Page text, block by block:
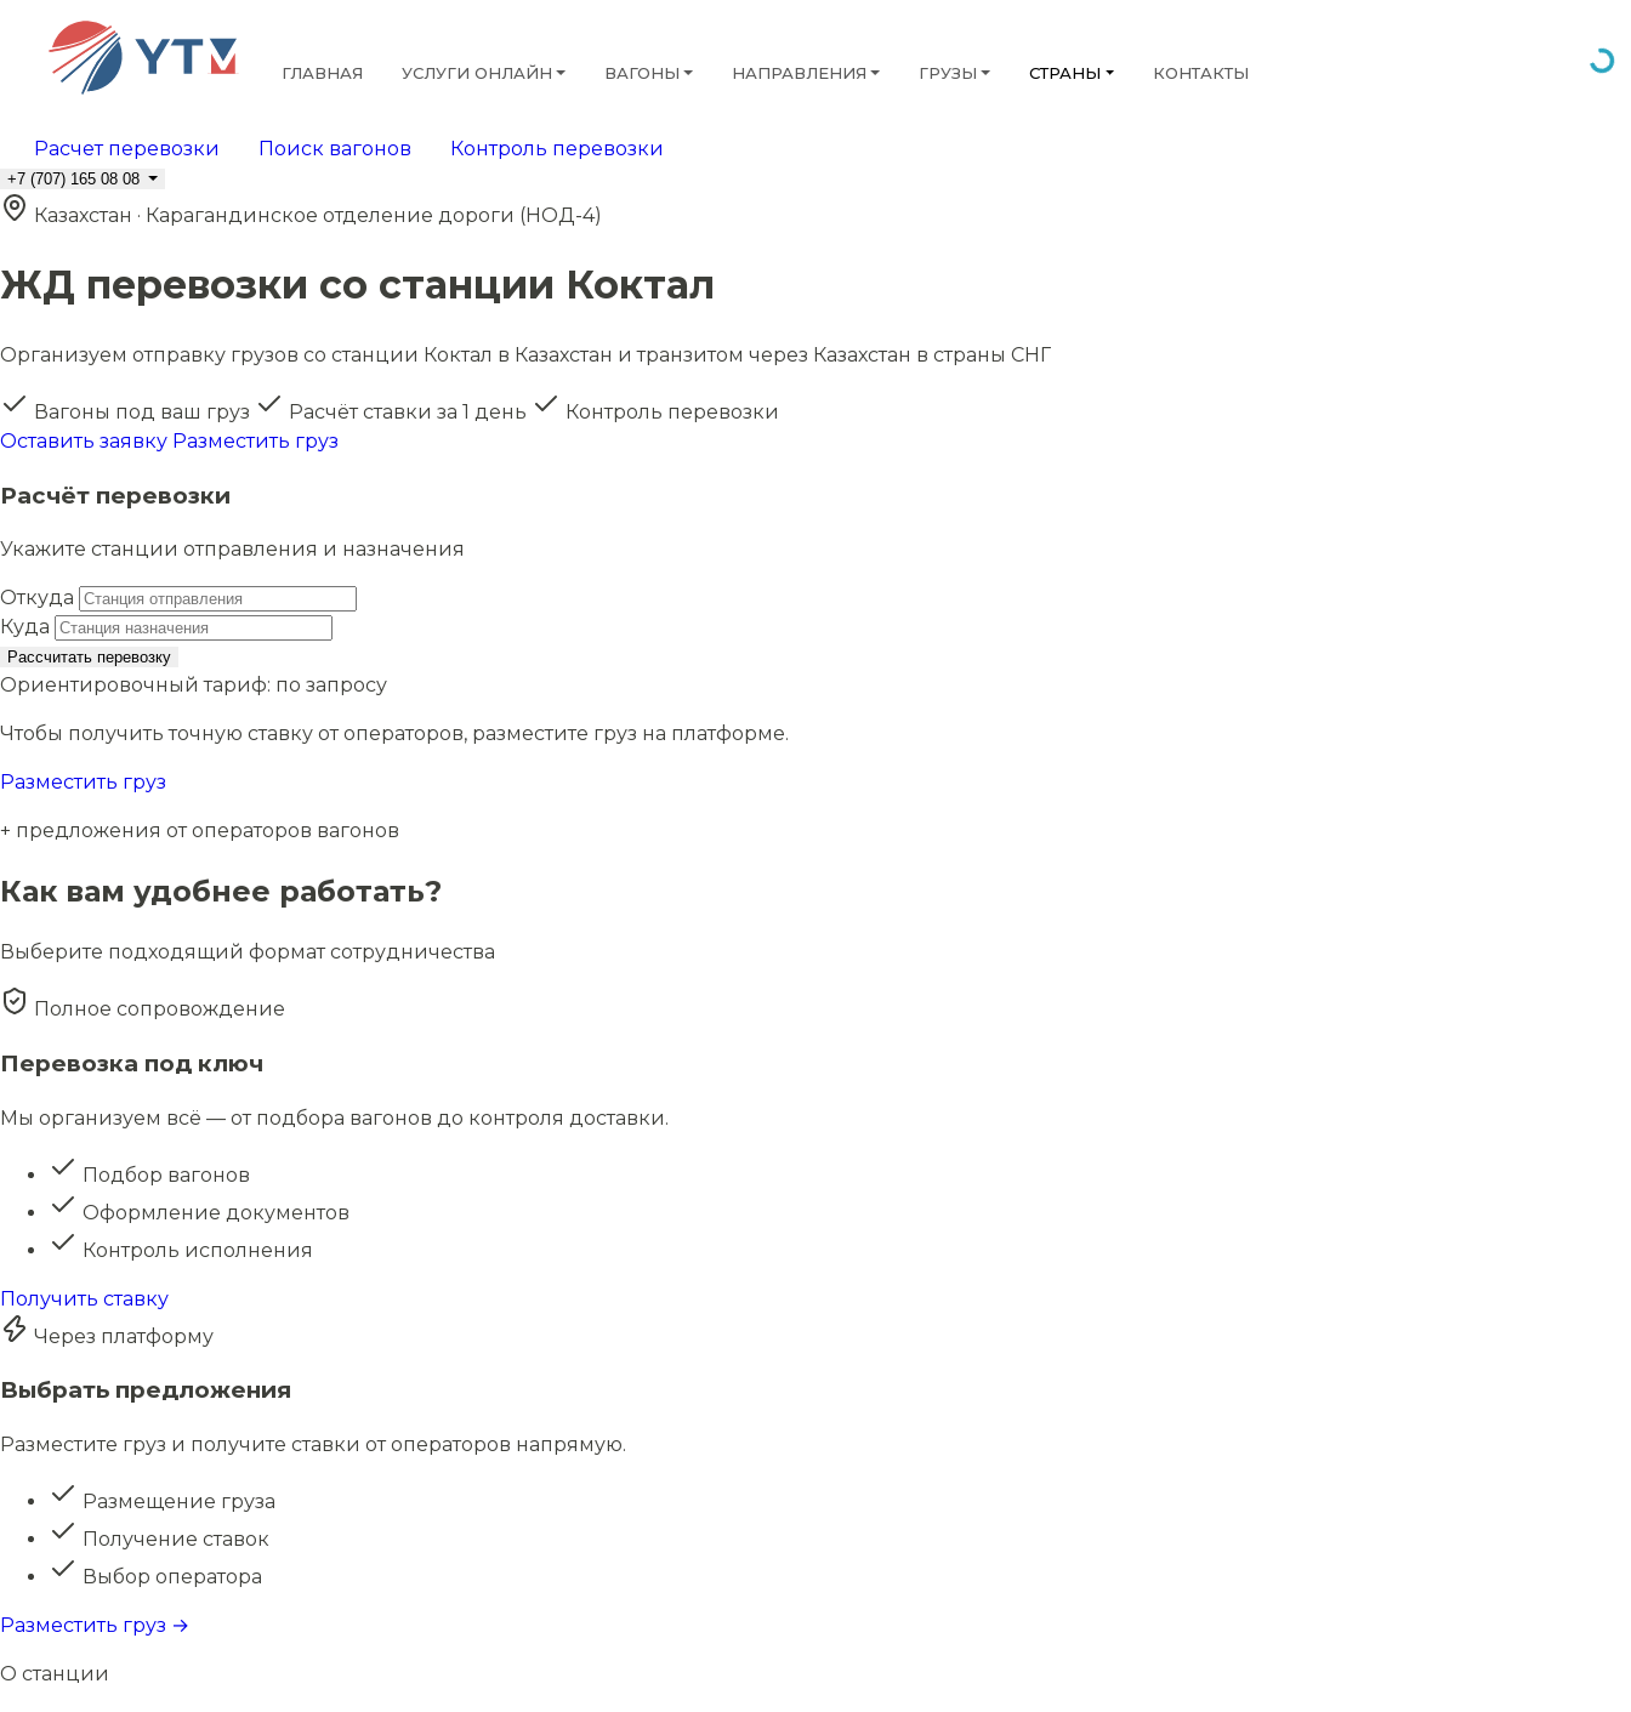
ГЛАВНАЯ УСЛУГИ ОНЛАЙН ВАГОНЫ НАПРАВЛЕНИЯ ГРУЗЫ СТРАНЫ КОНТАКТЫ
Расчет перевозки Поиск вагонов Контроль перевозки
+7 (707) 165 08 08
Казахстан · Карагандинское отделение дороги (НОД-4)
ЖД перевозки со станции Коктал
Организуем отправку грузов со станции Коктал в Казахстан и транзитом через Казахстан в страны СНГ
Вагоны под ваш груз Расчёт ставки за 1 день
Контроль перевозки
Оставить заявку Разместить груз
Расчёт перевозки
Укажите станции отправления и назначения
Откуда
Куда
Рассчитать перевозку
Ориентировочный тариф: по запросу
Чтобы получить точную ставку от операторов, разместите груз на платформе.
Разместить груз
+ предложения от операторов вагонов
Как вам удобнее работать?
Выберите подходящий формат сотрудничества
Полное сопровождение
Перевозка под ключ
Мы организуем всё — от подбора вагонов до контроля доставки.
Подбор вагонов
Оформление документов
Контроль исполнения
Получить ставку
Через платформу
Выбрать предложения
Разместите груз и получите ставки от операторов напрямую.
Размещение груза
Получение ставок
Выбор оператора
Разместить груз →
О станции